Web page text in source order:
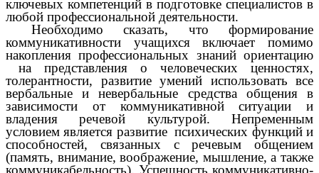
ключевых компетенций в подготовке специалистов в
любой профессиональной деятельности.
Необходимо сказать, что формирование
коммуникативности учащихся включает помимо
накопления профессиональных знаний ориентацию
на представления о человеческих ценностях,
толерантности, развитие умений использовать все
вербальные и невербальные средства общения в
зависимости от коммуникативной ситуации и
владения речевой культурой. Непременным
условием является развитие психических функций и
способностей, связанных с речевым общением
(память, внимание, воображение, мышление, а также